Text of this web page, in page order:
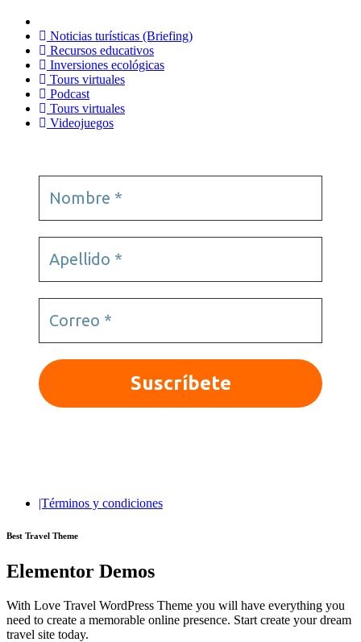
Noticias turísticas (Briefing)
Recursos educativos
Inversiones ecológicas
Tours virtuales
Podcast
Tours virtuales
Videojuegos
|Términos y condiciones
Best Travel Theme
Elementor Demos
With Love Travel WordPress Theme you will have everything you
need to create a memorable online presence. Start create your dream
travel site today.